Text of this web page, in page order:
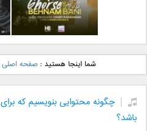
دانلود آهنگ جدید بهنام
بانی بنام قرص قمر 2
شما اینجا هستید :صفحه اصلی
چگونه محتوایی بنویسیم که
باشد؟